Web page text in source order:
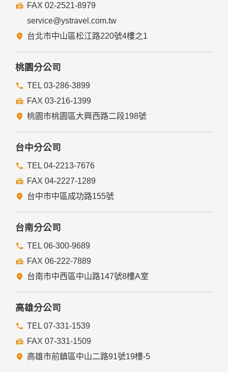
FAX 02-2521-8979
service@ystravel.com.tw
台北市中山區松江路220號4樓之1
桃園分公司
TEL 03-286-3899
FAX 03-216-1399
桃園市桃園區大興西路二段198號
台中分公司
TEL 04-2213-7676
FAX 04-2227-1289
台中市中區成功路155號
台南分公司
TEL 06-300-9689
FAX 06-222-7889
台南市中西區中山路147號8樓A室
高雄分公司
TEL 07-331-1539
FAX 07-331-1509
高雄市前鎮區中山二路91號19樓-5